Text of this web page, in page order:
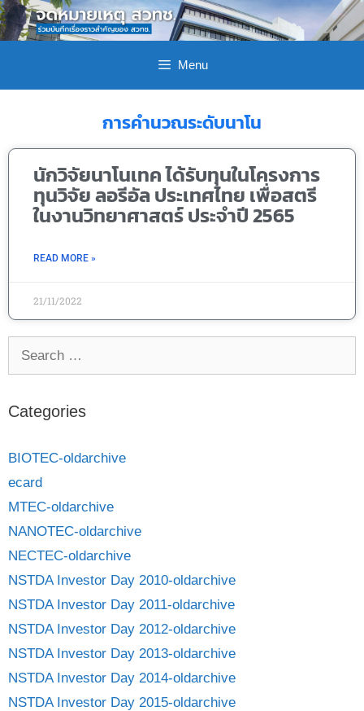
Menu
การคำนวณระดับนาโน
นักวิจัยนาโนเทค ได้รับทุนในโครงการ
ทุนวิจัย ลอรีอัล ประเทศไทย เพื่อสตรี
ในงานวิทยาศาสตร์ ประจำปี 2565
READ MORE »
21/11/2022
Categories
BIOTEC-oldarchive
ecard
MTEC-oldarchive
NANOTEC-oldarchive
NECTEC-oldarchive
NSTDA Investor Day 2010-oldarchive
NSTDA Investor Day 2011-oldarchive
NSTDA Investor Day 2012-oldarchive
NSTDA Investor Day 2013-oldarchive
NSTDA Investor Day 2014-oldarchive
NSTDA Investor Day 2015-oldarchive